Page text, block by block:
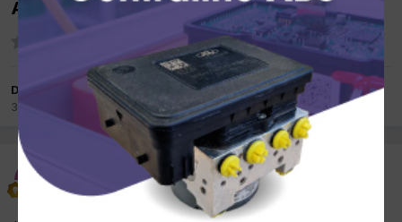
AVVIAMENTO NON GIRA)
Da simonevin
3 Dicembre 2012
inMeccatronica
simonevin
Inviato 3 Dicembre 2012